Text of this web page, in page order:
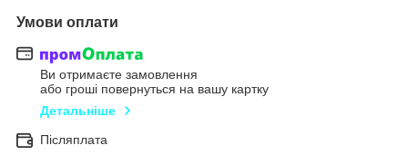
Умови оплати
Ви отримаєте замовлення
або гроші повернуться на вашу картку
Детальніше
Післяплата